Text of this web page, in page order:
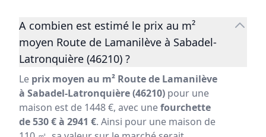
A combien est estimé le prix au m²
moyen Route de Lamanilève à Sabadel-
Latronquière (46210) ?
Le prix moyen au m² Route de Lamanilève
à Sabadel-Latronquière (46210) pour une
maison est de 1448 €, avec unefourchette
de 530 € à 2941 €. Ainsi pour une maison de